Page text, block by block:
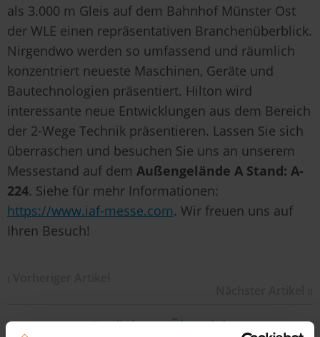
als 3.000 m Gleis auf dem Bahnhof Münster Ost
der WLE einen repräsentativen Branchenüberblick.
Nirgendwo werden so umfassend und räumlich
konzentriert neueste Maschinen, Geräte und
Bautechnologien präsentiert. Hilton wird
interessante neue Entwicklungen aus dem Bereich
der 2-Wege Technik präsentieren. Lassen Sie sich
überraschen und besuchen Sie uns an unserem
Messestand auf dem Außengelände A Stand: A-
224. Siehe für mehr Informationen:
https://www.iaf-messe.com. Wir freuen uns auf
Ihren Besuch!
Zurück zur Übersicht